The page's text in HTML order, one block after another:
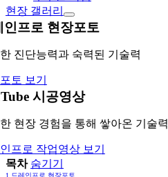
현장 갤러리
인프로 현장포토
진단능력과 숙력된 기술력
토 보기
시공영상
현장 경험을 통해 쌓아온 기술력
프로 작업영상 보기
목차 숨기기
1 드레인프로 현장포토